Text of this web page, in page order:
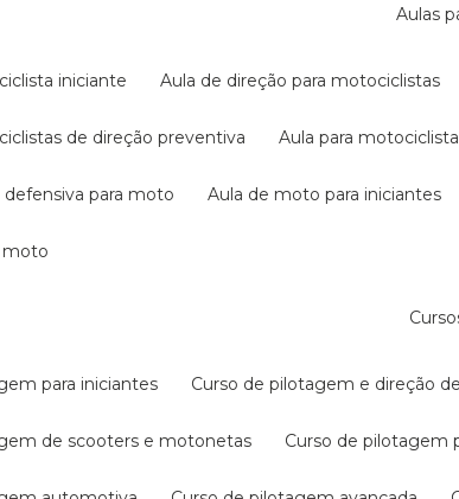
aulas
iniciante aula de direção para motociclistas
de direção preventiva aula para
defensiva para moto aula de moto para iniciantes
moto
para iniciantes curso de pilotagem e direção
de scooters e motonetas curso de pilotagem